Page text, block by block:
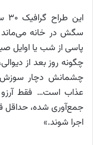
سگش در خانه می‌ماند
پاسی از شب یا اوایل
چگونه روز بعد از
چشمانش دچار سوزش
عذاب است… فقط
جمع‌آوری شده، حداقل
اجرا شوند.»